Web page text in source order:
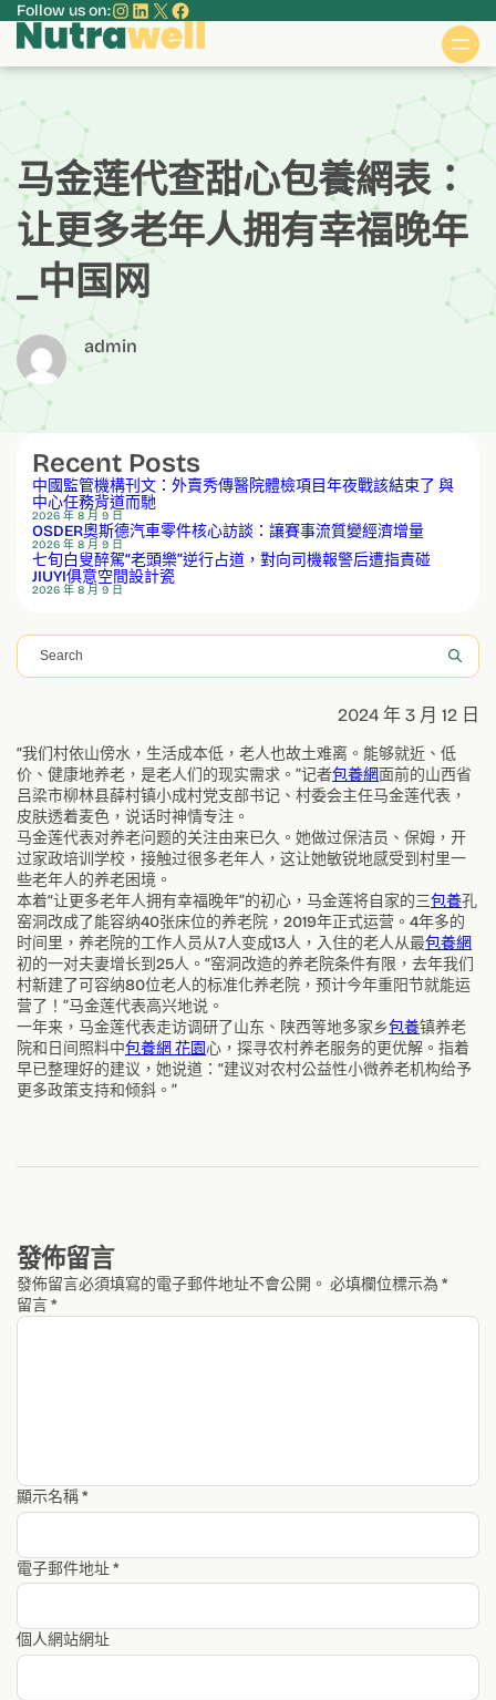
主
內
Follow us on:Instagram
LinkedIn
XFacebook
马金莲代查甜心包養網表：
让更多老年人拥有幸福晚年
_中国网
admin
2024 年 3 月 12 日
“我们村依山傍水，生活成本低，老人也故土难离。能够就近、低
价、健康地养老，是老人们的现实需求。”记者包養網面前的山西省
吕梁市柳林县薛村镇小成村党支部书记、村委会主任马金莲代表，
皮肤透着麦色，说话时神情专注。
马金莲代表对养老问题的关注由来已久。她做过保洁员、保姆，开
过家政培训学校，接触过很多老年人，这让她敏锐地感受到村里一
些老年人的养老困境。
本着“让更多老年人拥有幸福晚年”的初心，马金莲将自家的三包養孔
窑洞改成了能容纳40张床位的养老院，2019年正式运营。4年多的
时间里，养老院的工作人员从7人变成13人，入住的老人从最包養網
初的一对夫妻增长到25人。“窑洞改造的养老院条件有限，去年我们
村新建了可容纳80位老人的标准化养老院，预计今年重阳节就能运
营了！”马金莲代表高兴地说。
一年来，马金莲代表走访调研了山东、陕西等地多家乡包養镇养老
院和日间照料中包養網 花園心，探寻农村养老服务的更优解。指着
早已整理好的建议，她说道：“建议对农村公益性小微养老机构给予
更多政策支持和倾斜。”
發佈留言
發佈留言必須填寫的電子郵件地址不會公開。 必填欄位標示為 *
留言*
顯示名稱*
電子郵件地址*
個人網站網址
搜
尋
Recent Posts
中國監管機構刊文：外賣秀傳醫院體檢項目年夜戰該結束了 與
中心任務背道而馳
2026 年 8 月 9 日
OSDER奧斯德汽車零件核心訪談：讓賽事流質變經濟增量
2026 年 8 月 9 日
七旬白叟醉駕“老頭樂”逆行占道，對向司機報警后遭指責碰
JIUYI俱意空間設計瓷
2026 年 8 月 9 日